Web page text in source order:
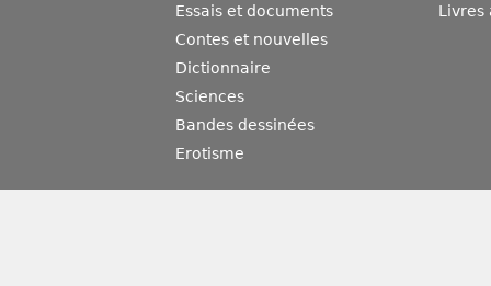
Essais et documents
Contes et nouvelles
Dictionnaire
Sciences
Bandes dessinées
Erotisme
Livres